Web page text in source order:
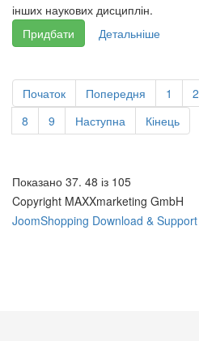
інших наукових дисциплін.
Придбати
Детальніше
Початок Попередня 1 2
8
9 Наступна Кінець
Показано 37. 48 із 105
Copyright MAXXmarketing GmbH
JoomShopping Download & Support